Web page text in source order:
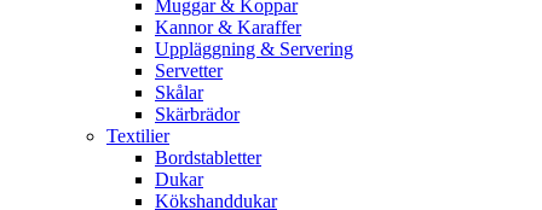
Muggar & Koppar
Kannor & Karaffer
Uppläggning & Servering
Servetter
Skålar
Skärbrädor
Textilier
Bordstabletter
Dukar
Kökshanddukar